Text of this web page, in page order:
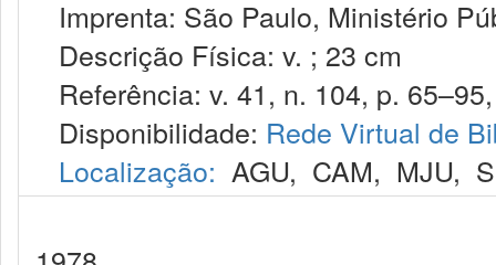
Imprenta: São Paulo, Ministério
Descrição Física: v. ; 23 cm
Referência: v. 41, n. 104, p.
Disponibilidade: Rede Virtual de
Localização: AGU, CAM, MJU,